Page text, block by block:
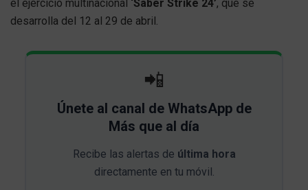
el ejercicio multinacional ‘Saber Strike 24’, que se
desarrolla del 12 al 29 de abril.
📲
Únete al canal de WhatsApp de
Más que al día
Recibe las alertas de última hora
directamente en tu móvil.